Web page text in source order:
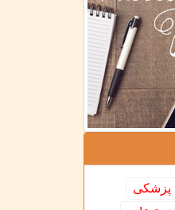
پزشكی